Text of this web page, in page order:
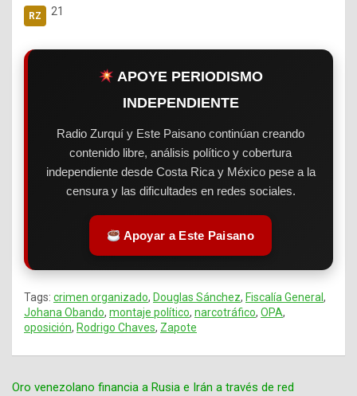
21
APOYE PERIODISMO
INDEPENDIENTE
Radio Zurquí y Este Paisano continúan creando
contenido libre, análisis político y cobertura
independiente desde Costa Rica y México pese a la
censura y las dificultades en redes sociales.
Apoyar a Este Paisano
Tags: crimen organizado, Douglas Sánchez, Fiscalía General ,
Johana Obando, montaje político, narcotráfico, OPA,
oposición, Rodrigo Chaves, Zapote
Oro venezolano financia a Rusia e Irán a través de red